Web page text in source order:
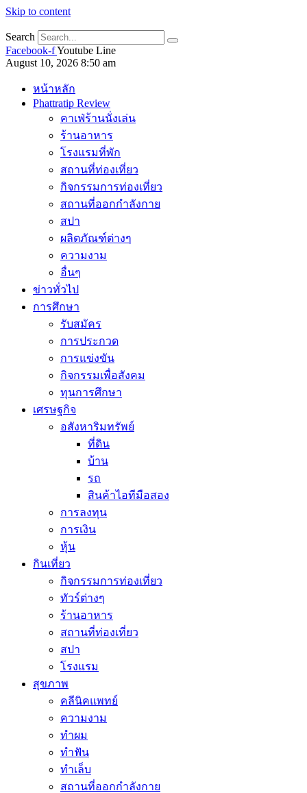
Skip to content
Search
Facebook-fYoutube Line
August 10, 2026 8:50 am
หน้าหลัก
Phattratip Review
คาเฟ่ร้านนั่งเล่น
ร้านอาหาร
โรงแรมที่พัก
สถานที่ท่องเที่ยว
กิจกรรมการท่องเที่ยว
สถานที่ออกกำลังกาย
สปา
ผลิตภัณฑ์ต่างๆ
ความงาม
อื่นๆ
ข่าวทั่วไป
การศึกษา
รับสมัคร
การประกวด
การแข่งขัน
กิจกรรมเพื่อสังคม
ทุนการศึกษา
เศรษฐกิจ
อสังหาริมทรัพย์
ที่ดิน
บ้าน
รถ
สินค้าไอทีมือสอง
การลงทุน
การเงิน
หุ้น
กินเที่ยว
กิจกรรมการท่องเที่ยว
ทัวร์ต่างๆ
ร้านอาหาร
สถานที่ท่องเที่ยว
สปา
โรงแรม
สุขภาพ
คลีนิคแพทย์
ความงาม
ทำผม
ทำฟัน
ทำเล็บ
สถานที่ออกกำลังกาย